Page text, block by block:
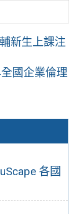
各國
新生上課注
全國企業倫理